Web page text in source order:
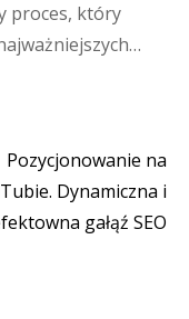
proces, który
Pozycjonowanie na
Dynamiczna i
gałąź SEO